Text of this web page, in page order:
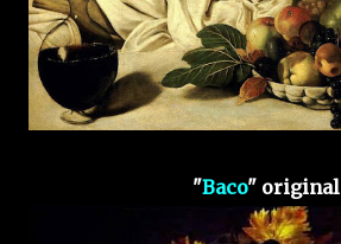
"Baco" original